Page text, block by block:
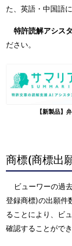
た、英語・中国語
特許読解アシス
ださい。
【新製品】
商標(商標出
ビューワーの過
登録商標)の出願件
ることにより、ビ
確認することができ